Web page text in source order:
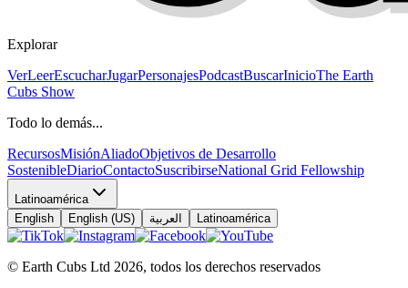
Explorar
VerLeerEscucharJugarPersonajesPodcastBuscarInicioThe Earth
Cubs Show
Todo lo demás...
RecursosMisiónAliadoObjetivos de Desarrollo
SostenibleDiarioContactoSuscribirseNational Grid Fellowship
Latinoamérica
English
English (US) العربية Latinoamérica
© Earth Cubs Ltd 2026, todos los derechos reservados